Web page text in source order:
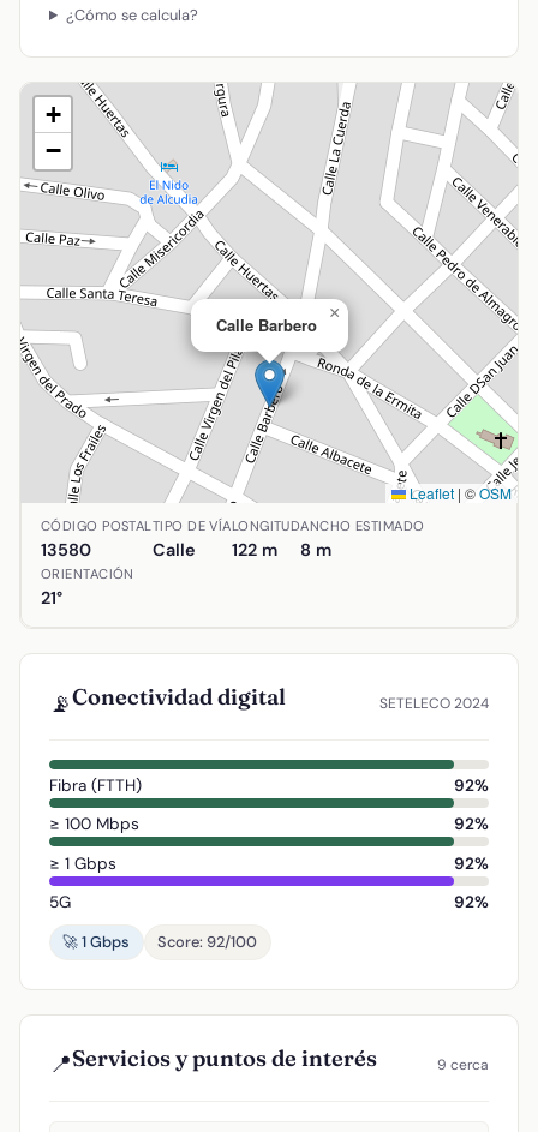
¿Cómo se calcula?
Calle Barbero
×
+
−
Leaflet | ©OSM
Ubicación de Calle Barbero en Almodóvar del Campo,
CÓDIGO POSTAL
13580
TIPO DE VÍA
Calle
LONGITUD
122 m
ANCHO ESTIMADO
8 m
ORIENTACIÓN
21°
📡Conectividad digital SETELECO 2024
Fibra (FTTH)
92%
≥ 100 Mbps
92%
≥ 1 Gbps
92%
5G
92%
🚀 1 Gbps
Score: 92/100
📍Servicios y puntos de interés 9 cerca